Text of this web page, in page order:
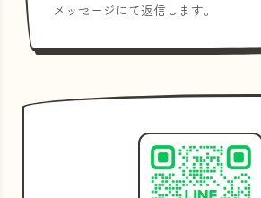
メッセージにて返信します。